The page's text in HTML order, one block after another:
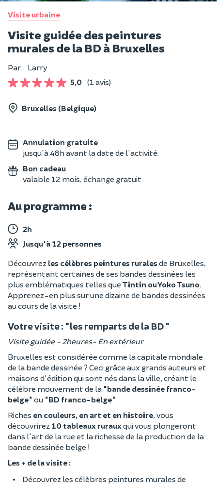
Visite urbaine
Visite guidée des peintures
murales de la BD à Bruxelles
Par : Larry
5,0 (1 avis)
Bruxelles (Belgique)
Annulation gratuite
jusqu'à 48h avant la date de l'activité.
Bon cadeau
valable 12 mois, échange gratuit
Au programme :
2h
Jusqu'à 12 personnes
Découvrez les célèbres peintures ruralesde Bruxelles,
représentant certaines de ses bandes dessinées les
plus emblématiques telles que Tintin ou Yoko Tsuno.
Apprenez-en plus sur une dizaine de bandes dessinées
au cours de la visite !
Votre visite : "les remparts de la BD "
Visite guidée - 2heures- En extérieur
Bruxelles est considérée comme la capitale mondiale
de la bande dessinée ? Ceci grâce aux grands auteurs et
maisons d'édition qui sont nés dans la ville, créant le
célèbre mouvement de la "bande dessinée franco-
belge" ou "BD franco-belge"
Riches en couleurs, en art et en histoire, vous
découvrirez 10 tableaux rurauxqui vous plongeront
dans l'art de la rue et la richesse de la production de la
bande dessinée belge !
Les + de la visite :
Découvrez les célèbres peintures murales de